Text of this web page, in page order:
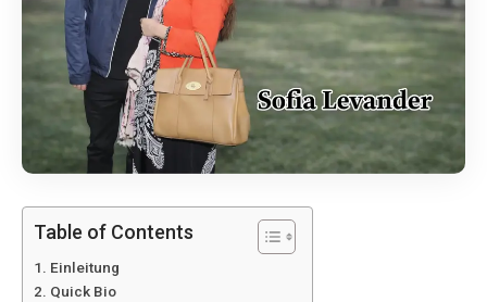
Table of Contents
Einleitung
Quick Bio